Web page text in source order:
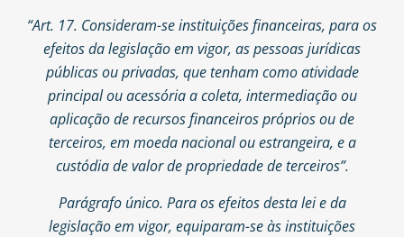
“Art. 17. Consideram-se instituições financeiras, para os
efeitos da legislação em vigor, as pessoas jurídicas
públicas ou privadas, que tenham como atividade
principal ou acessória a coleta, intermediação ou
aplicação de recursos financeiros próprios ou de
terceiros, em moeda nacional ou estrangeira, e a
custódia de valor de propriedade de terceiros”.
Parágrafo único. Para os efeitos desta lei e da
legislação em vigor, equiparam-se às instituições